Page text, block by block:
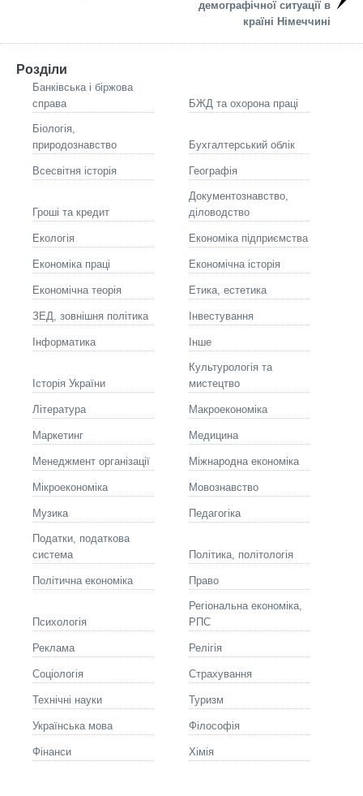
демографічної ситуації в
країні Німеччині
Розділи
Банківська і біржова
справа
БЖД та охорона праці
Біологія,
природознавство
Бухгалтерський облік
Всесвітня історія Географія
Гроші та кредит
Документознавство,
діловодство
Екологія Економіка підприємства
Економіка праці Економічна історія
Економічна теорія Етика, естетика
ЗЕД, зовнішня політика Інвестування
Інформатика Інше
Історія України
Культурологія та
мистецтво
Літературa Макроекономіка
Маркетинг Медицина
Менеджмент організації Міжнародна економіка
Мікроекономіка Мовознавство
Музика Педагогіка
Податки, податкова
система
Політика, політологія
Політична економіка Право
Психологія
Регіональна економіка,
РПС
Реклама Релігія
Соціологія Страхування
Технічні науки Туризм
Українська мова Філософія
Фінанси Хімія